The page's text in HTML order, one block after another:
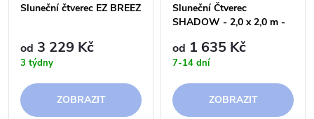
Sluneční čtverec EZ BREEZ
od 3 229 Kč
3 týdny
ZOBRAZIT
Sluneční Čtverec
SHADOW - 2,0 x 2,0 m -
od 1 635 Kč
7-14 dní
ZOBRAZIT